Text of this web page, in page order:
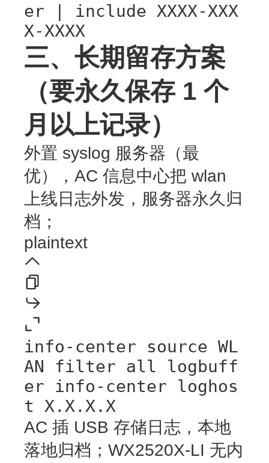
er | include XXXX-XXX
X-XXXX
三、长期留存方案
（要永久保存 1 个
月以上记录）
外置 syslog 服务器（最
优）
，AC 信息中心把 wlan
上线日志外发，服务器永久归
档；
plaintext
info-center source WL
AN filter all logbuff
er info-center loghos
t X.X.X.X
AC 插 USB 存储日志，本地
落地归档；WX2520X-LI 无内